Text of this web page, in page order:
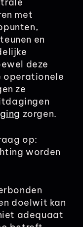
met
en
deze
operationele
ze
zorgen.
op:
worden
doelwit kan
adequaat